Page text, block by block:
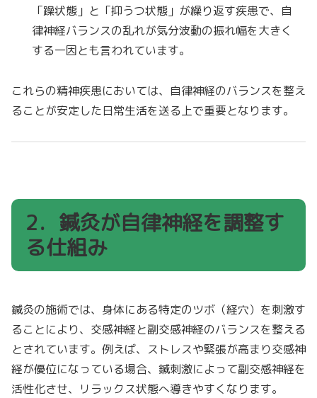
「躁状態」と「抑うつ状態」が繰り返す疾患で、自
律神経バランスの乱れが気分波動の振れ幅を大きく
する一因とも言われています。
これらの精神疾患においては、自律神経のバランスを整え
ることが安定した日常生活を送る上で重要となります。
2．鍼灸が自律神経を調整す
る仕組み
鍼灸の施術では、身体にある特定のツボ（経穴）を刺激す
ることにより、交感神経と副交感神経のバランスを整える
とされています。例えば、ストレスや緊張が高まり交感神
経が優位になっている場合、鍼刺激によって副交感神経を
活性化させ、リラックス状態へ導きやすくなります。